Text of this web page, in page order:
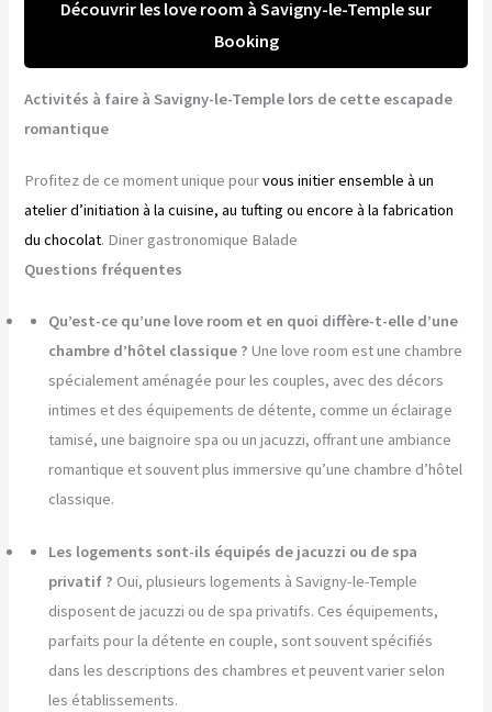
Découvrir les love room à Savigny-le-Temple sur
Booking
Activités à faire à Savigny-le-Temple lors de cette escapade
romantique
Profitez de ce moment unique pourvous initier ensemble à un
atelier d’initiation à la cuisine, au tufting ou encore à la fabrication
du chocolat. Diner gastronomique Balade
Questions fréquentes
Qu’est-ce qu’une love room et en quoi diffère-t-elle d’une
chambre d’hôtel classique ? Une love room est une chambre
spécialement aménagée pour les couples, avec des décors
intimes et des équipements de détente, comme un éclairage
tamisé, une baignoire spa ou un jacuzzi, offrant une ambiance
romantique et souvent plus immersive qu’une chambre d’hôtel
classique.
Les logements sont-ils équipés de jacuzzi ou de spa
privatif ? Oui, plusieurs logements à Savigny-le-Temple
disposent de jacuzzi ou de spa privatifs. Ces équipements,
parfaits pour la détente en couple, sont souvent spécifiés
dans les descriptions des chambres et peuvent varier selon
les établissements.